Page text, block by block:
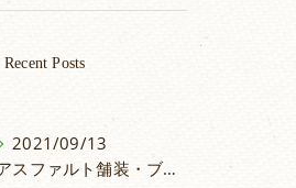
Recent Posts
2021/09/13
アスファルト舗装・ブロック積み